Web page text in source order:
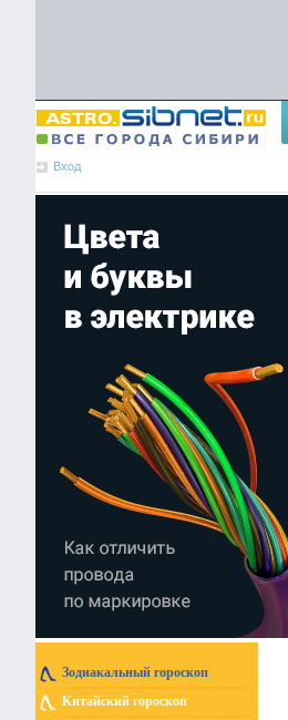
Вход
Зодиакальный гороскоп
Китайский гороскоп